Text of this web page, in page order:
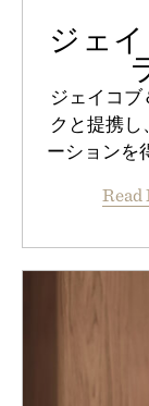
ジェ
ジェイコブ
クと提携し
ーションを
Read